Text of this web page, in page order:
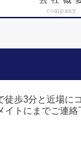
歩3分と近場に
トにまでご連